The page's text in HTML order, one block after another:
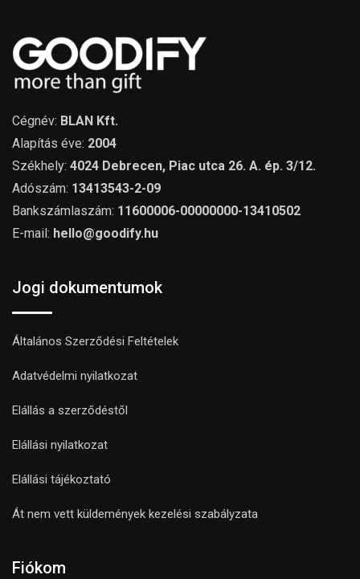
Cégnév: BLAN Kft.
Alapítás éve: 2004
Székhely: 4024 Debrecen, Piac utca 26. A. ép. 3/12.
Adószám: 13413543-2-09
Bankszámlaszám: 11600006-00000000-13410502
E-mail: hello@goodify.hu
Jogi dokumentumok
Általános Szerződési Feltételek
Adatvédelmi nyilatkozat
Elállás a szerződéstől
Elállási nyilatkozat
Elállási tájékoztató
Át nem vett küldemények kezelési szabályzata
Fiókom